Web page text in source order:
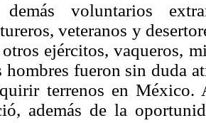
voluntarios
veteranos y
ejércitos, vaqueros,
hombres fueron sin duda
terrenos en México.
además de la